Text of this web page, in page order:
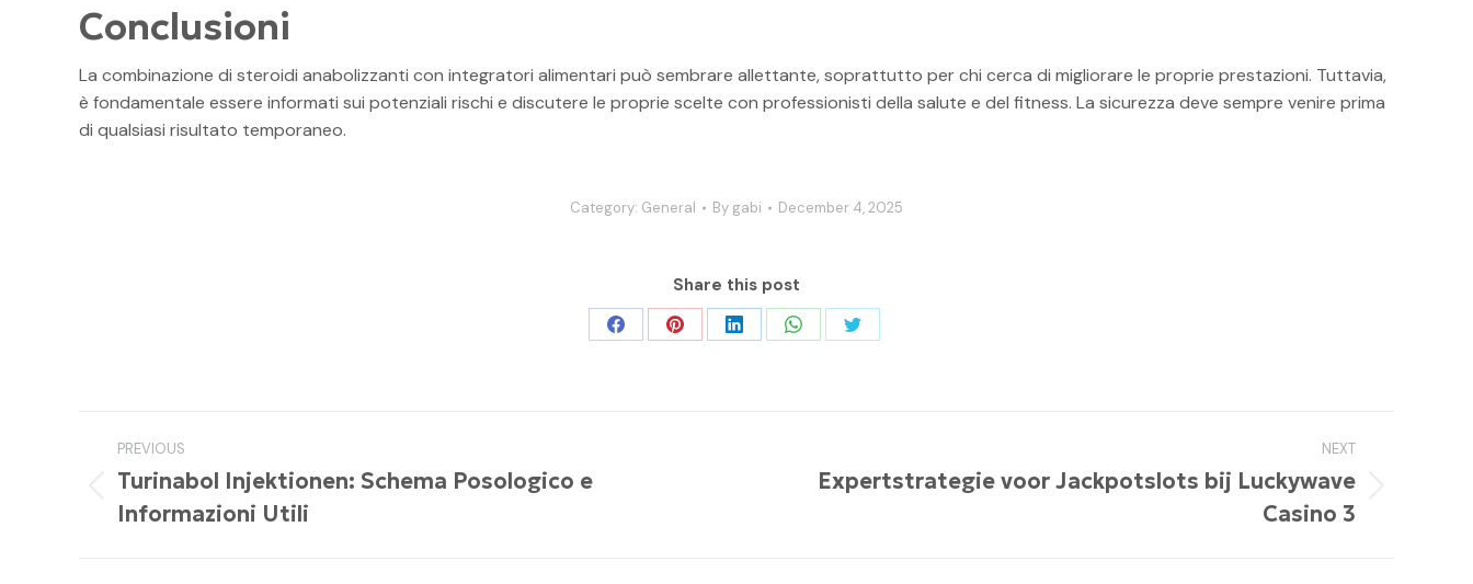
Conclusioni
La combinazione di steroidi anabolizzanti con integratori alimentari può sembrare allettante, soprattutto per chi cerca di migliorare le proprie prestazioni. Tuttavia,
è fondamentale essere informati sui potenziali rischi e discutere le proprie scelte con professionisti della salute e del fitness. La sicurezza deve sempre venire prima
di qualsiasi risultato temporaneo.
Category: General By gabi December 4, 2025
Share this post
Share Share Share Share Share
Post
navigation
PREVIOUS
post:
Turinabol Injektionen: Schema Posologico e
Informazioni Utili
NEXT
Expertstrategie voor Jackpotslots bij Luckywave
Casino 3